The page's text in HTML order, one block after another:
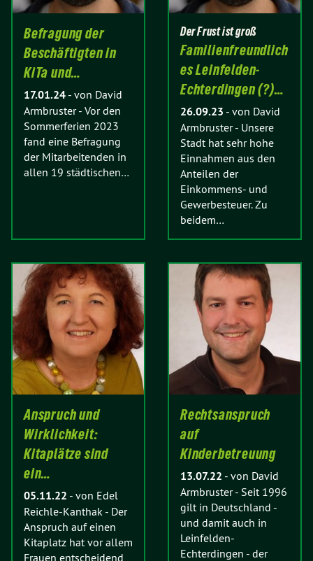
Befragung der
Beschäftigten in
KiTa und…
17.01.24 - von David
Armbruster- Vor den
Sommerferien 2023
fand eine Befragung
der Mitarbeitenden in
allen 19 städtischen…
Der Frust ist groß
Familienfreundlich
es Leinfelden-
Echterdingen (?)…
26.09.23 - von David
Armbruster- Unsere
Stadt hat sehr hohe
Einnahmen aus den
Anteilen der
Einkommens- und
Gewerbesteuer. Zu
beidem…
Anspruch und
Wirklichkeit:
Kitaplätze sind
ein…
05.11.22 - von Edel
Reichle-Kanthak - Der
Anspruch auf einen
Kitaplatz hat vor allem
Frauen entscheidend
Rechtsanspruch
auf
Kinderbetreuung
13.07.22 - von David
Armbruster- Seit 1996
gilt in Deutschland -
und damit auch in
Leinfelden-
Echterdingen - der